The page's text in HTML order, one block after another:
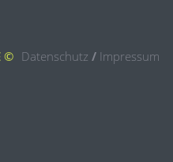
© Datenschutz / Impressum